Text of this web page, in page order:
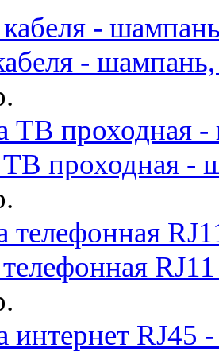
-
ТВ проходная -
телефонная